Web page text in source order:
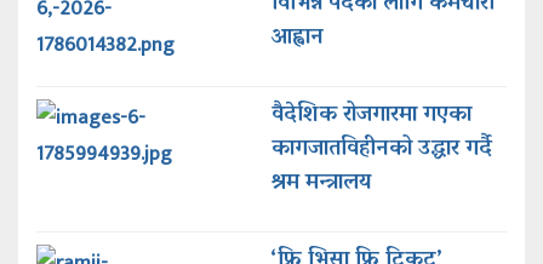
आह्वान
वैदेशिक रोजगारमा गएका
कागजातविहीनको उद्धार गर्दै
श्रम मन्त्रालय